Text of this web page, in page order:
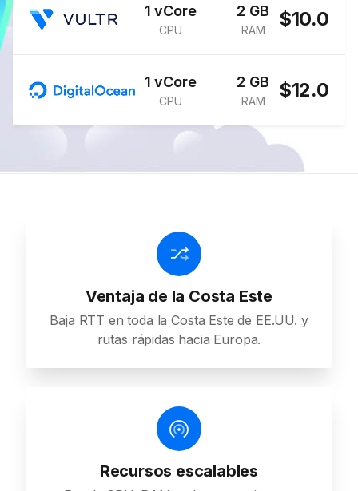
1 vCore
CPU
2 GB
RAM $10.0
1 vCore
CPU
2 GB
RAM $12.0
Ventaja de la Costa Este
Baja RTT en toda la Costa Este de EE.UU. y
rutas rápidas hacia Europa.
Recursos escalables